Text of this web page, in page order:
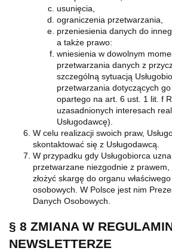
usunięcia,
ograniczenia przetwarzania,
przeniesienia danych do
a także prawo:
wniesienia w dowolnym
przetwarzania danych z
szczególną sytuacją
przetwarzania dotyczących
opartego na art. 6 ust. 1 lit. f
uzasadnionych interesach
Usługodawcę).
W celu realizacji swoich praw,
skontaktować się z Usługodawcą.
W przypadku gdy Usługobiorca
przetwarzane niezgodnie z prawem,
złożyć skargę do organu
osobowych. W Polsce jest nim
Danych Osobowych.
§ 8 ZMIANA W
NEWSLETTERZE